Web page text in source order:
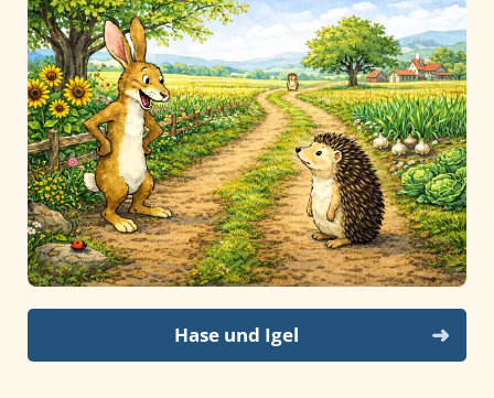
Hase und Igel